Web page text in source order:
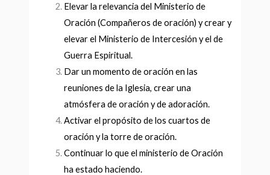
Elevar la relevancia del Ministerio de
Oración (Compañeros de oración) y crear y
elevar el Ministerio de Intercesión y el de
Guerra Espiritual.
Dar un momento de oración en las
reuniones de la Iglesia, crear una
atmósfera de oración y de adoración.
Activar el propósito de los cuartos de
oración y la torre de oración.
Continuar lo que el ministerio de Oración
ha estado haciendo.